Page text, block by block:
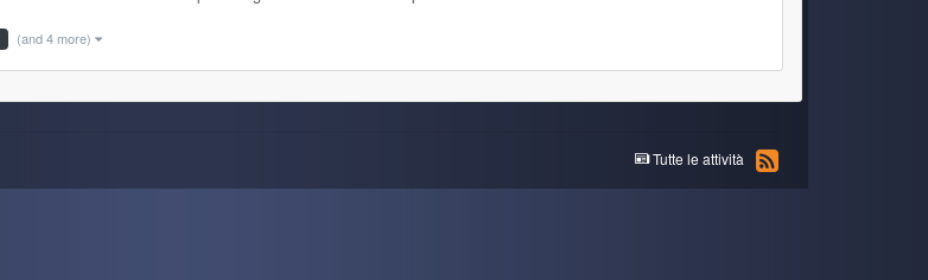
(and 4 more)
Tutte le attività